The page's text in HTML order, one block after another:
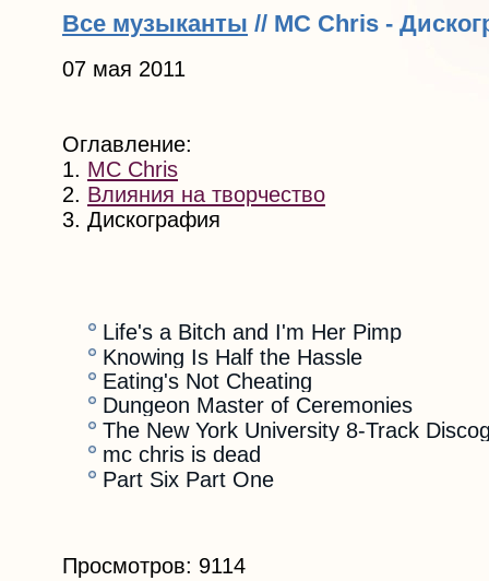
Все музыканты // MC Chris -
07 мая 2011
Оглавление:
1. MC Chris
2. Влияния на творчество
3. Дискография
Life's a Bitch and I'm Her Pimp
Knowing Is Half the Hassle
Eating's Not Cheating
Dungeon Master of Ceremonies
The New York University 8-Track
mc chris is dead
Part Six Part One
Просмотров: 9114